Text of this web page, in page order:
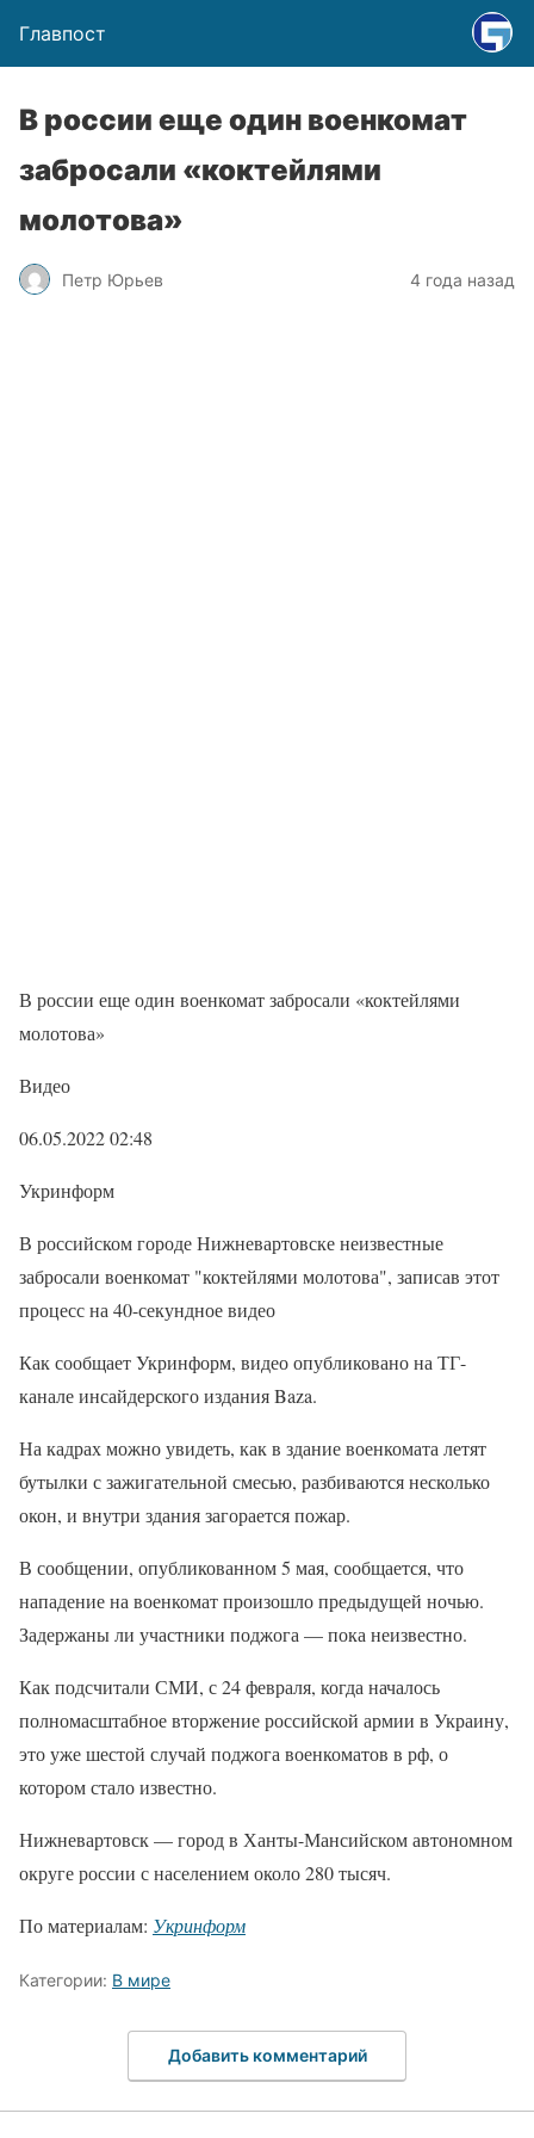
Главпост
В россии еще один военкомат
забросали «коктейлями
молотова»
Петр Юрьев 4 года назад
В россии еще один военкомат забросали «коктейлями
молотова»
Видео
06.05.2022 02:48
Укринформ
В российском городе Нижневартовске неизвестные
забросали военкомат "коктейлями молотова", записав этот
процесс на 40-секундное видео
Как сообщает Укринформ, видео опубликовано на ТГ-
канале инсайдерского издания Baza.
На кадрах можно увидеть, как в здание военкомата летят
бутылки с зажигательной смесью, разбиваются несколько
окон, и внутри здания загорается пожар.
В сообщении, опубликованном 5 мая, сообщается, что
нападение на военкомат произошло предыдущей ночью.
Задержаны ли участники поджога — пока неизвестно.
Как подсчитали СМИ, с 24 февраля, когда началось
полномасштабное вторжение российской армии в Украину,
это уже шестой случай поджога военкоматов в рф, о
котором стало известно.
Нижневартовск — город в Ханты-Мансийском автономном
округе россии с населением около 280 тысяч.
По материалам: Укринформ
Категории: В мире
Добавить комментарий